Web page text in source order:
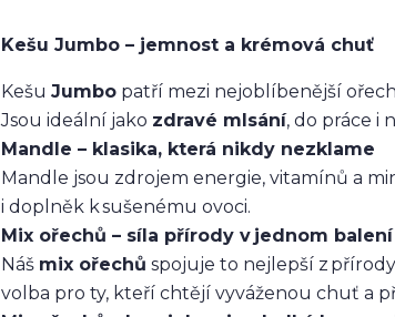
Kešu Jumbo – jemnost a krémová chuť
Kešu Jumbo patří mezi nejoblíbenější
Jsou ideální jako zdravé mlsání, do práce i
Mandle – klasika, která nikdy nezklame
Mandle jsou zdrojem energie, vitamínů a
i doplněk k sušenému ovoci.
Mix ořechů – síla přírody v jednom balení
Náš mix ořechů spojuje to nejlepší z
volba pro ty, kteří chtějí vyváženou chuť a